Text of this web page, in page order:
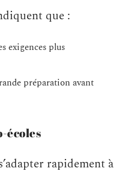
que :
exigences plus
préparation avant
écoles
rapidement à